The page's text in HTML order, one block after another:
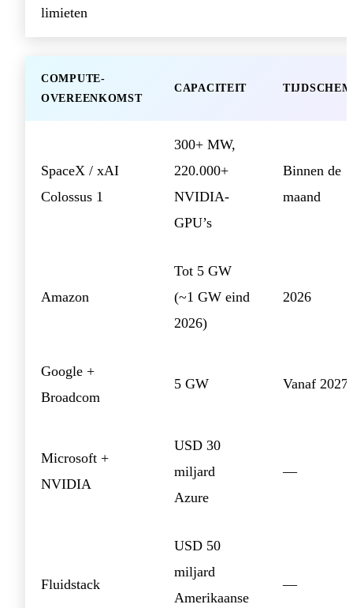
limieten
COMPUTE-
OVEREENKOMST
CAPACITEIT
SpaceX / xAI
Colossus 1
300+ MW,
220.000+
NVIDIA-
GPU’s
Binnen de
maand
Amazon
Tot 5 GW
(~1 GW eind
2026)
2026
Google +
Broadcom
5 GW Vanaf 2027
Microsoft +
NVIDIA
USD 30
miljard
Azure
—
Fluidstack
USD 50
miljard
Amerikaanse
—